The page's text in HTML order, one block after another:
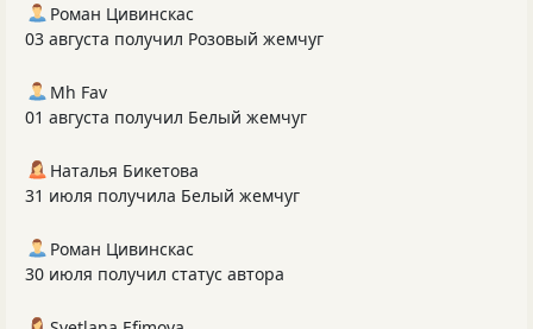
Роман Цивинскас
03 августа получил Розовый жемчуг
Mh Fav
01 августа получил Белый жемчуг
Наталья Бикетова
31 июля получила Белый жемчуг
Роман Цивинскас
30 июля получил статус автора